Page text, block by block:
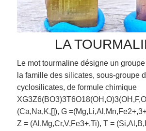
LA
Le mot tourmaline désigne un
la famille des silicates, sous-groupe
cyclosilicates, de formule chimique
(Ca,Na,K,[]), G
Z = (Al,Mg,Cr,V,Fe3+,Ti), T =